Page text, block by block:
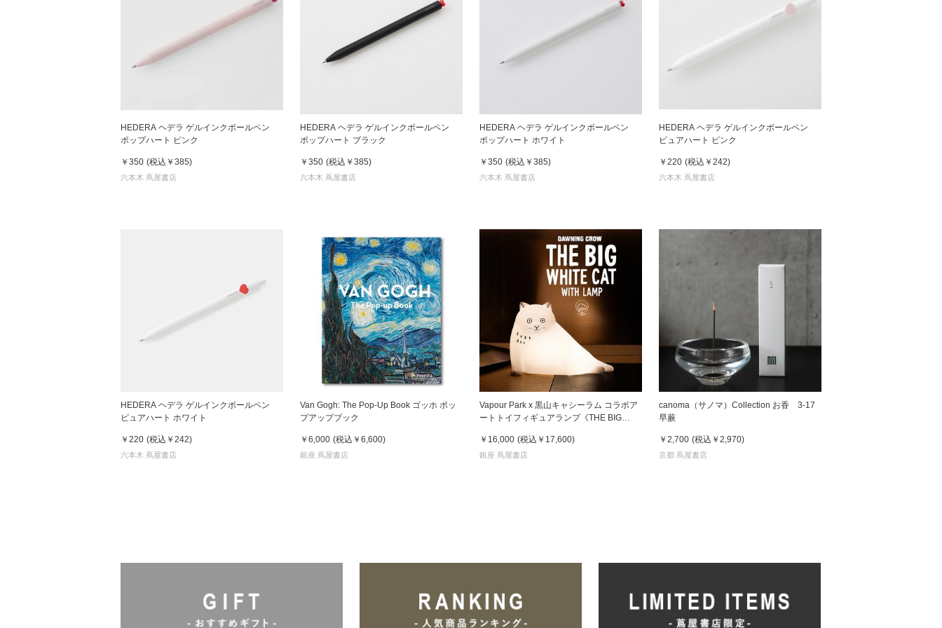
HEDERA ヘデラ ゲルインクボールペン
ポップハート ピンク
￥350 (税込 ￥385)
六本木 蔦屋書店
HEDERA ヘデラ ゲルインクボールペン
ポップハート ブラック
￥350 (税込 ￥385)
六本木 蔦屋書店
HEDERA ヘデラ ゲルインクボールペン
ポップハート ホワイト
￥350 (税込 ￥385)
六本木 蔦屋書店
HEDERA ヘデラ ゲルインクボールペン
ピュアハート ピンク
￥220 (税込 ￥242)
六本木 蔦屋書店
HEDERA ヘデラ ゲルインクボールペン
ピュアハート ホワイト
￥220 (税込 ￥242)
六本木 蔦屋書店
Van Gogh: The Pop-Up Book ゴッホ ポッ
プアップブック
￥6,000 (税込 ￥6,600)
銀座 蔦屋書店
Vapour Park x 黒山キャシーラム コラボア
ートトイフィギュアランプ《THE BIG
Lam
￥16,000 (税込 ￥17,600)
銀座 蔦屋書店
canoma（サノマ）Collection お香 3-17
早蕨
￥2,700 (税込 ￥2,970)
京都 蔦屋書店